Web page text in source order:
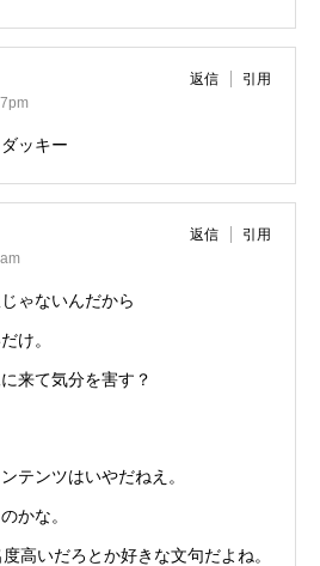
返信 引用
ッキー
返信 引用
ゃないんだから
け。
来て気分を害す？
テンツはいやだねえ。
かな。
高いだろとか好きな文句だよね。